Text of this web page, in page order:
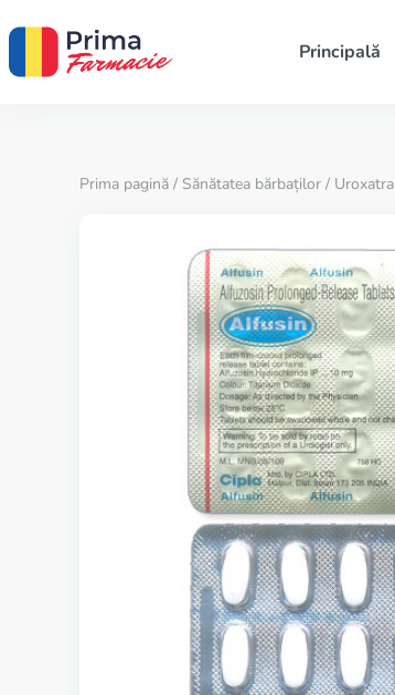
Principală
Prima pagină / Sănătatea bărbaților /